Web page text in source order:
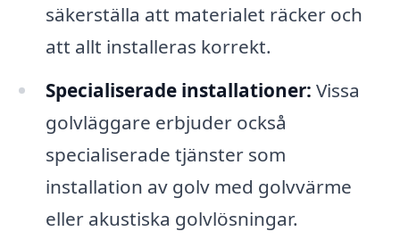
säkerställa att materialet räcker och
att allt installeras korrekt.
Specialiserade installationer: Vissa
golvläggare erbjuder också
specialiserade tjänster som
installation av golv med golvvärme
eller akustiska golvlösningar.